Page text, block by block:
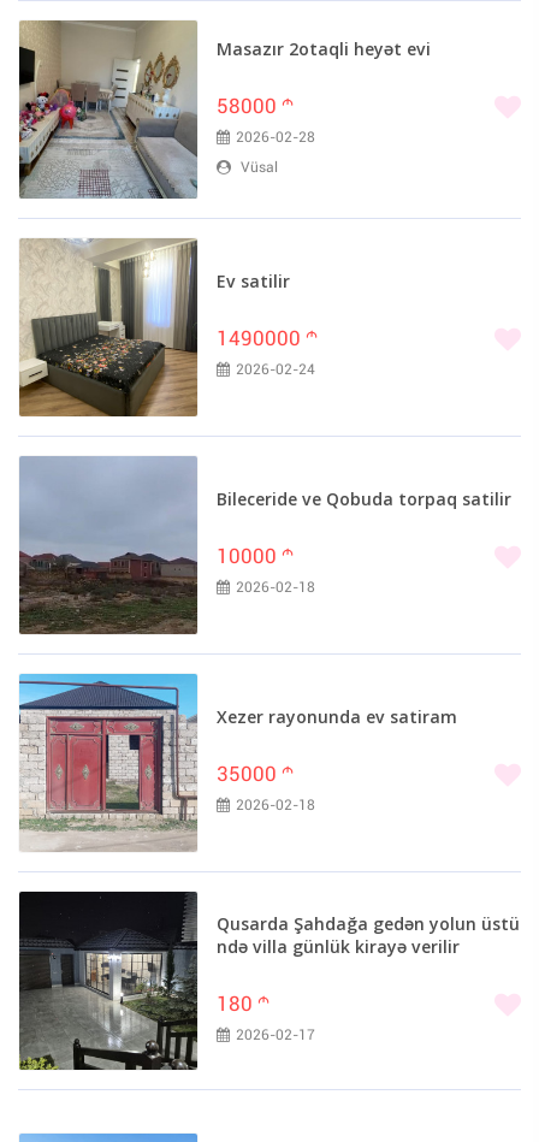
Masazır 2otaqli heyət evi
58000 m
2026-02-28
Vüsal
Ev satilir
1490000 m
2026-02-24
Bileceride ve Qobuda torpaq satilir
10000 m
2026-02-18
Xezer rayonunda ev satiram
35000 m
2026-02-18
Qusarda Şahdağa gedən yolun üstü
ndə villa günlük kirayə verilir
180 m
2026-02-17